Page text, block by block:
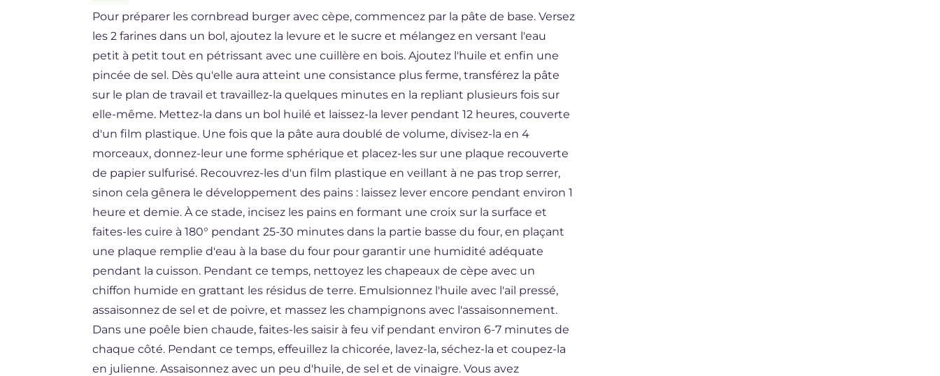
Pour préparer les cornbread burger avec cèpe, commencez par la pâte de base. Versez
les 2 farines dans un bol, ajoutez la levure et le sucre et mélangez en versant l'eau
petit à petit tout en pétrissant avec une cuillère en bois. Ajoutez l'huile et enfin une
pincée de sel. Dès qu'elle aura atteint une consistance plus ferme, transférez la pâte
sur le plan de travail et travaillez-la quelques minutes en la repliant plusieurs fois sur
elle-même. Mettez-la dans un bol huilé et laissez-la lever pendant 12 heures, couverte
d'un film plastique. Une fois que la pâte aura doublé de volume, divisez-la en 4
morceaux, donnez-leur une forme sphérique et placez-les sur une plaque recouverte
de papier sulfurisé. Recouvrez-les d'un film plastique en veillant à ne pas trop serrer,
sinon cela gênera le développement des pains : laissez lever encore pendant environ 1
heure et demie. À ce stade, incisez les pains en formant une croix sur la surface et
faites-les cuire à 180° pendant 25-30 minutes dans la partie basse du four, en plaçant
une plaque remplie d'eau à la base du four pour garantir une humidité adéquate
pendant la cuisson. Pendant ce temps, nettoyez les chapeaux de cèpe avec un
chiffon humide en grattant les résidus de terre. Emulsionnez l'huile avec l'ail pressé,
assaisonnez de sel et de poivre, et massez les champignons avec l'assaisonnement.
Dans une poêle bien chaude, faites-les saisir à feu vif pendant environ 6-7 minutes de
chaque côté. Pendant ce temps, effeuillez la chicorée, lavez-la, séchez-la et coupez-la
en julienne. Assaisonnez avec un peu d'huile, de sel et de vinaigre. Vous avez